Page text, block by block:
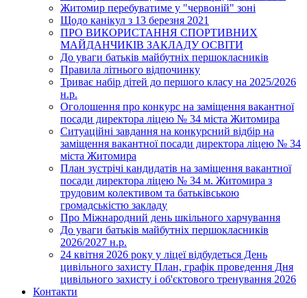
Житомир перебуватиме у "червоній" зоні
Щодо канікул з 13 березня 2021
ПРО ВИКОРИСТАННЯ СПОРТИВНИХ
МАЙДАНЧИКІВ ЗАКЛАДУ ОСВІТИ
До уваги батьків майбутніх першокласників
Правила літнього відпочинку
Триває набір дітей до першого класу на 2025/2026
н.р.
Оголошення про конкурс на заміщення вакантної
посади директора ліцею № 34 міста Житомира
Ситуаційні завдання на конкурсний відбір на
заміщення вакантної посади директора ліцею № 34
міста Житомира
План зустрічі кандидатів на заміщення вакантної
посади директора ліцею № 34 м. Житомира з
трудовим колективом та батьківською
громадськістю закладу
Про Міжнародний день шкільного харчування
До уваги батьків майбутніх першокласників
2026/2027 н.р.
24 квітня 2026 року у ліцеї відбудеться День
цивільного захисту План, графік проведення Дня
цивільного захисту і об'єктового тренування 2026
Контакти